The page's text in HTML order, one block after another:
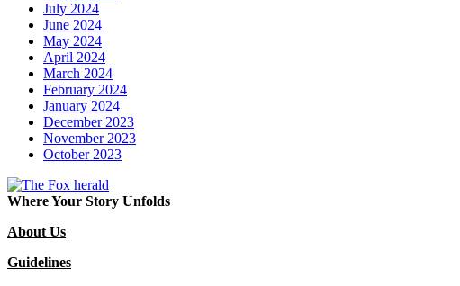
July 2024
June 2024
May 2024
April 2024
March 2024
February 2024
January 2024
December 2023
November 2023
October 2023
Where Your Story Unfolds
About Us
Guidelines